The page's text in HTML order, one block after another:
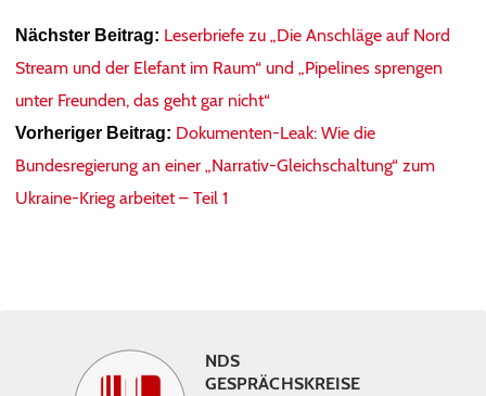
Nächster Beitrag: Leserbriefe zu „Die Anschläge auf Nord
Stream und der Elefant im Raum“ und „Pipelines sprengen
unter Freunden, das geht gar nicht“
Vorheriger Beitrag: Dokumenten-Leak: Wie die
Bundesregierung an einer „Narrativ-Gleichschaltung“ zum
Ukraine-Krieg arbeitet – Teil 1
NDS
GESPRÄCHSKREISE